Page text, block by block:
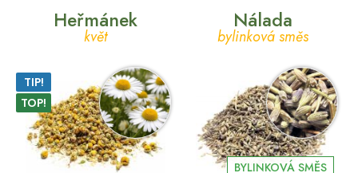
Heřmánek
květ
TIP!
TOP!
Nálada
bylinková směs
BYLINKOVÁ SMĚS